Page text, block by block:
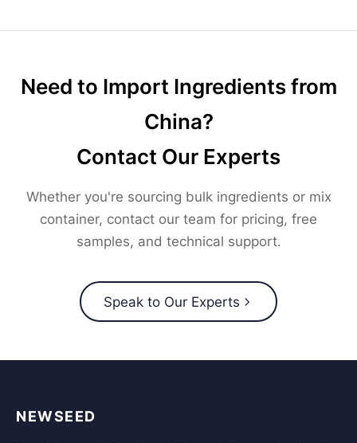
Need to Import Ingredients from
China?
Contact Our Experts
Whether you're sourcing bulk ingredients or mix
container, contact our team for pricing, free
samples, and technical support.
Speak to Our Experts
NEWSEED